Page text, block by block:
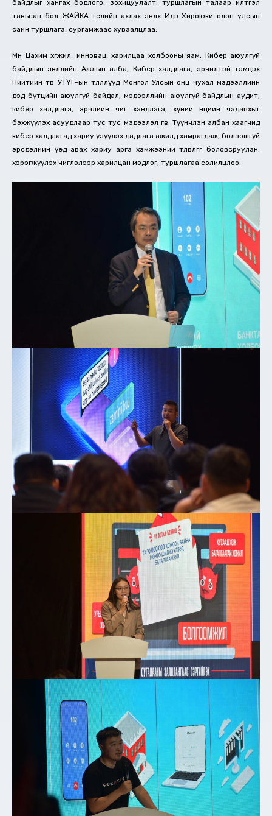
байдлыг хангах бодлого, зохицуулалт, туршлагын талаар илтгэл
тавьсан бол ЖАЙКА төслийн ахлах зөвлөх Идэ Хироюки олон улсын
сайн туршлага, сургамжаас хуваалцлаа.
Мөн Цахим хөгжил, инновац, харилцаа холбооны яам, Кибер аюулгүй
байдлын зөвлөлийн Ажлын алба, Кибер халдлага, зөрчилтэй тэмцэх
Нийтийн төв УТҮГ-ын төлөөллүүд Монгол Улсын онц чухал мэдээллийн
дэд бүтцийн аюулгүй байдал, мэдээллийн аюулгүй байдлын аудит,
кибер халдлага, зөрчлийн чиг хандлага, хүний нөөцийн чадавхыг
бэхжүүлэх асуудлаар тус тус мэдээлэл өгөв. Түүнчлэн албан хаагчид
кибер халдлагад хариу үзүүлэх дадлага ажилд хамрагдаж, болзошгүй
эрсдэлийн үед авах хариу арга хэмжээний төлөвлөгөөг боловсруулан,
хэрэгжүүлэх чиглэлээр харилцан мэдлэг, туршлагаа солилцлоо.